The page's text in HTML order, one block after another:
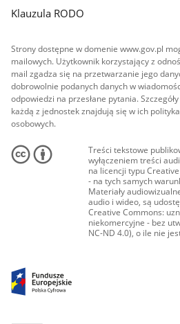
Klauzula RODO
Strony dostępne w domenie www.gov.pl
mailowych. Użytkownik korzystający z
mail zgadza się na przetwarzanie jego
dobrowolnie podanych danych w
odpowiedzi na przesłane pytania.
każdą z jednostek znajdują się w ich
osobowych.
Treści tekstowe
wyłączeniem treści
na licencji typu
- na tych samych
Materiały
audio i wideo, są
Creative Commons:
niekomercyjne - bez
NC-ND 4.0), o ile nie